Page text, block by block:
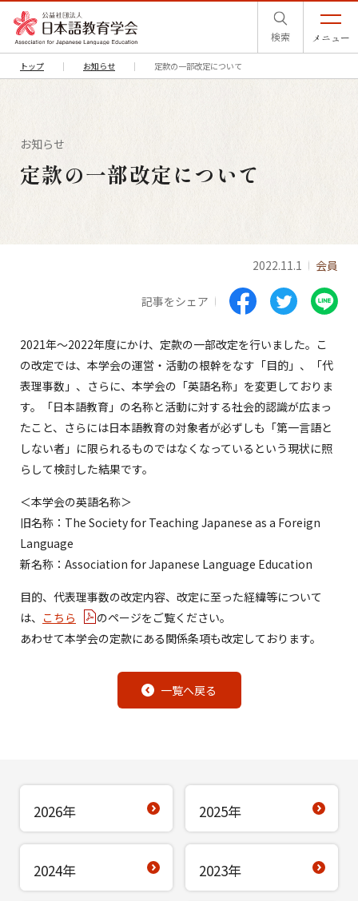
検索 メニュー
トップ お知らせ 定款の一部改定について
お知らせ
定款の一部改定について
2022.11.1 会員
記事をシェア
2021年～2022年度にかけ、定款の一部改定を行いました。こ
の改定では、本学会の運営・活動の根幹をなす「目的」、「代
表理事数」、さらに、本学会の「英語名称」を変更しておりま
す。「日本語教育」の名称と活動に対する社会的認識が広まっ
たこと、さらには日本語教育の対象者が必ずしも「第一言語と
しない者」に限られるものではなくなっているという現状に照
らして検討した結果です。
＜本学会の英語名称＞
旧名称：The Society for Teaching Japanese as a Foreign
Language
新名称：Association for Japanese Language Education
目的、代表理事数の改定内容、改定に至った経緯等について
は、 こちら
のページをご覧ください。
あわせて本学会の定款にある関係条項も改定しております。
一覧へ戻る
2026年 2025年
2024年 2023年